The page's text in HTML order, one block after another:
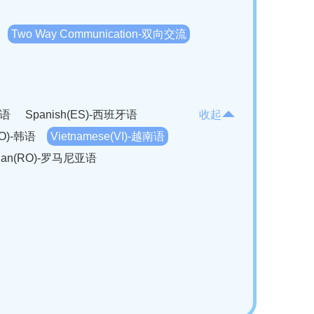
Two Way Communication-双向交流
Spanish(ES)-西班牙语
韩语
Vietnamese(VI)-越南语
罗马尼亚语
收起